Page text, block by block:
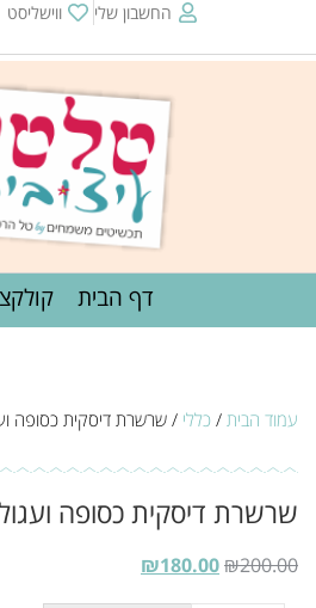
החשבון שלי ווישליסט
דף הבית
עמוד הבית / כללי / שרשרת דיסקית כסופה
שרשרת דיסקית כסופה ועגול
₪200.00
₪180.00